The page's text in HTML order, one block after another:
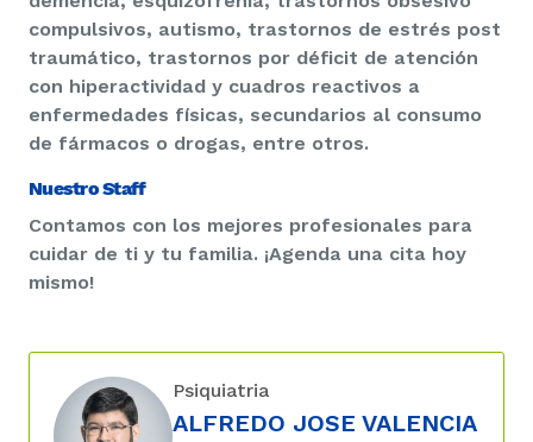
compulsivos, autismo, trastornos de estrés post
traumático, trastornos por déficit de atención
con hiperactividad y cuadros reactivos a
enfermedades físicas, secundarios al consumo
de fármacos o drogas, entre otros.
Nuestro Staff
Contamos con los mejores profesionales para
cuidar de ti y tu familia. ¡Agenda una cita hoy
mismo!
Psiquiatria
ALFREDO JOSE VALENCIA